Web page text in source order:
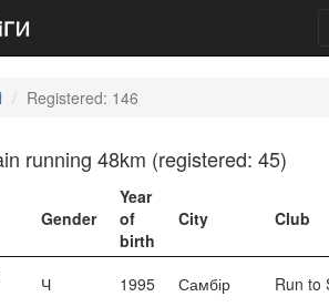
Registered: 146
running 48km (registered: 45)
Gender
Year
of
birth
City Club
Ч 1995 Самбір Run to